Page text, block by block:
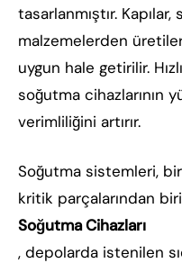
tasarlanmıştır. Kapılar,
malzemelerden
uygun hale getirilir.
soğutma cihazlarının
verimliliğini artırır.
Soğutma sistemleri,
kritik parçalarından
Soğutma Cihazları
, depolarda istenilen